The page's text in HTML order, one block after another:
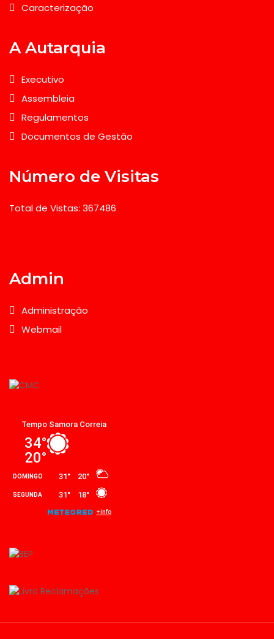
Caracterização
A Autarquia
Executivo
Assembleia
Regulamentos
Documentos de Gestão
Número de Visitas
Total de Vistas: 367486
Admin
Administração
Webmail